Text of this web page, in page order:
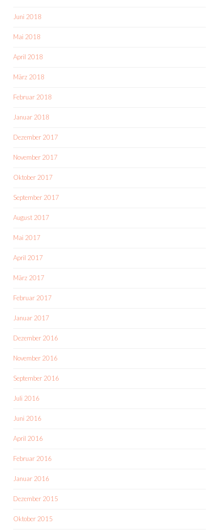
Juni 2018
Mai 2018
April 2018
März 2018
Februar 2018
Januar 2018
Dezember 2017
November 2017
Oktober 2017
September 2017
August 2017
Mai 2017
April 2017
März 2017
Februar 2017
Januar 2017
Dezember 2016
November 2016
September 2016
Juli 2016
Juni 2016
April 2016
Februar 2016
Januar 2016
Dezember 2015
Oktober 2015